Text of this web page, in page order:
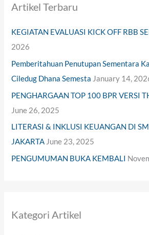
c
r
:
Artikel Terbaru
KEGIATAN EVALUASI KICK OFF RBB
2026
Pemberitahuan Penutupan Sementara
Ciledug Dhana Semesta January 14,
PENGHARGAAN TOP 100 BPR VERSI
June 26, 2025
LITERASI & INKLUSI KEUANGAN DI
JAKARTA June 23, 2025
PENGUMUMAN BUKA KEMBALI
Kategori Artikel